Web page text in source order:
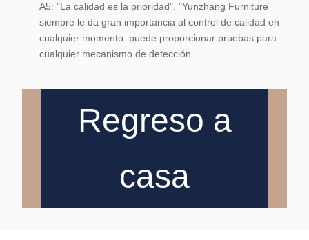
A5: "La calidad es la prioridad". "Yunzhang Furniture
siempre le da gran importancia al control de calidad en
cualquier momento. puede proporcionar pruebas para
cualquier mecanismo de detección.
Regreso a
casa